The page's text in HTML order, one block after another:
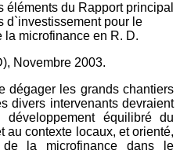
éléments du Rapport principal
d`investissement pour le
la microfinance en R. D.
Novembre 2003.
dégager les grands chantiers
divers intervenants devraient
équilibré du
au contexte locaux, et orienté,
la microfinance dans le